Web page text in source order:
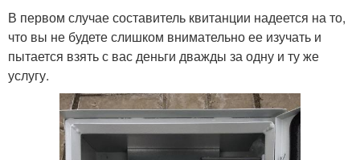
В первом случае составитель квитанции надеется на то,
что вы не будете слишком внимательно ее изучать и
пытается взять с вас деньги дважды за одну и ту же
услугу.